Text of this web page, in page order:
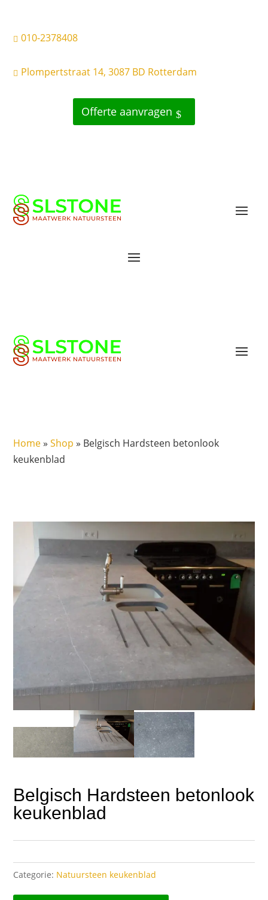
 010-2378408
 Plompertstraat 14, 3087 BD Rotterdam
Offerte aanvragen
Home»Shop » Belgisch Hardsteen betonlook
keukenblad
Belgisch Hardsteen betonlook
keukenblad
Categorie: Natuursteen keukenblad